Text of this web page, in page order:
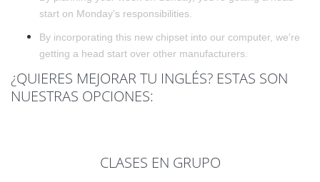
start on Monday's responsibilities.
By incorporating this new chipset into our computer, we're
getting a head start over other manufacturers.
¿QUIERES MEJORAR TU INGLÉS? ESTAS SON
NUESTRAS OPCIONES:
CLASES EN GRUPO